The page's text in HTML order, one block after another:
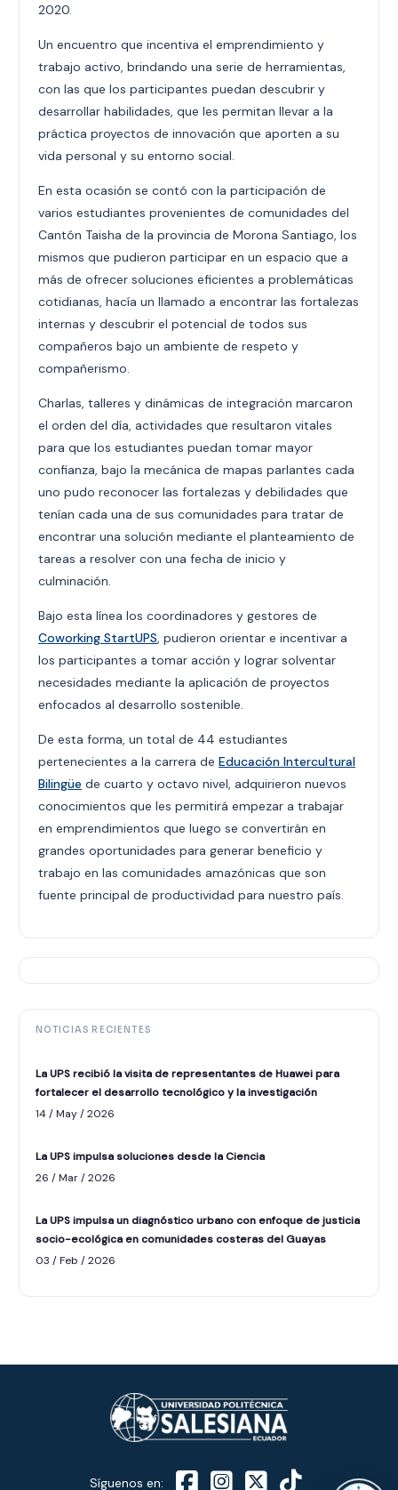
2020.
Un encuentro que incentiva el emprendimiento y
trabajo activo, brindando una serie de herramientas,
con las que los participantes puedan descubrir y
desarrollar habilidades, que les permitan llevar a la
práctica proyectos de innovación que aporten a su
vida personal y su entorno social.
En esta ocasión se contó con la participación de
varios estudiantes provenientes de comunidades del
Cantón Taisha de la provincia de Morona Santiago, los
mismos que pudieron participar en un espacio que a
más de ofrecer soluciones eficientes a problemáticas
cotidianas, hacía un llamado a encontrar las fortalezas
internas y descubrir el potencial de todos sus
compañeros bajo un ambiente de respeto y
compañerismo.
Charlas, talleres y dinámicas de integración marcaron
el orden del día, actividades que resultaron vitales
para que los estudiantes puedan tomar mayor
confianza, bajo la mecánica de mapas parlantes cada
uno pudo reconocer las fortalezas y debilidades que
tenían cada una de sus comunidades para tratar de
encontrar una solución mediante el planteamiento de
tareas a resolver con una fecha de inicio y
culminación.
Bajo esta línea los coordinadores y gestores de
Coworking StartUPS, pudieron orientar e incentivar a
los participantes a tomar acción y lograr solventar
necesidades mediante la aplicación de proyectos
enfocados al desarrollo sostenible.
De esta forma, un total de 44 estudiantes
pertenecientes a la carrera de Educación Intercultural
Bilingüe de cuarto y octavo nivel, adquirieron nuevos
conocimientos que les permitirá empezar a trabajar
en emprendimientos que luego se convertirán en
grandes oportunidades para generar beneficio y
trabajo en las comunidades amazónicas que son
fuente principal de productividad para nuestro país.
NOTICIAS RECIENTES
La UPS recibió la visita de representantes de Huawei para
fortalecer el desarrollo tecnológico y la investigación
14 / May / 2026
La UPS impulsa soluciones desde la Ciencia
26 / Mar / 2026
La UPS impulsa un diagnóstico urbano con enfoque de justicia
socio-ecológica en comunidades costeras del Guayas
03 / Feb / 2026
Síguenos en:
ASISTENTE UPS